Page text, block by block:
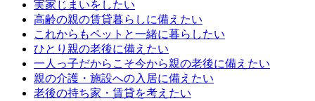
実家じまいをしたい
高齢の親の賃貸暮らしに備えたい
これからもペットと一緒に暮らしたい
ひとり親の老後に備えたい
一人っ子だからこそ今から親の老後に備えたい
親の介護・施設への入居に備えたい
老後の持ち家・賃貸を考えたい